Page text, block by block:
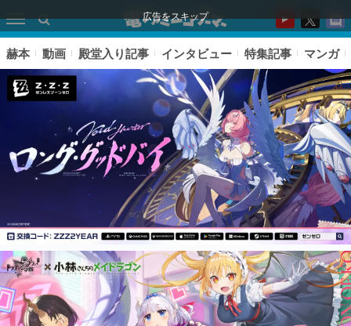
広告をスキップ
ピックアップ
電ファミのいま読まれている記事ランキング
赫本 動画 殿堂入り記事 インタビュー 特集記事 マンガ